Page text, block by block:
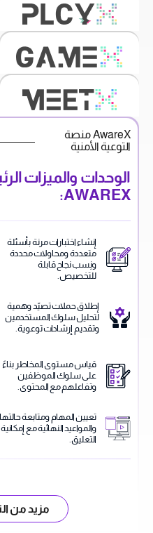
AwareX منصة
التوعية الأمنية
الوحدات والميزات
AWAREX:
إنشاء اختبارات مرنة بأسئلة
متعددة ومحاولات محددة
ونِسب نجاح قابلة
للتخصيص.
إطلاق حملات تصيّد وهمية
لتحليل سلوك المستخدمين
وتقديم إرشادات توعوية.
قياس مستوى المخاطر بناءً
على سلوك الموظفين
وتفاعلهم مع المحتوى.
تعيين المهام ومتابعة حالتها
والمواعيد النهائية مع إمكانية
التعليق.
مزيد من